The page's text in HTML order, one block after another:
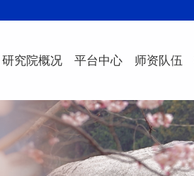
研究院概况 平台中心 师资队伍